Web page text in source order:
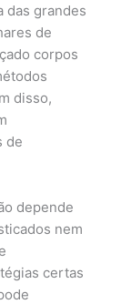
das grandes
de
corpos
disso,
de
depende
nem
certas